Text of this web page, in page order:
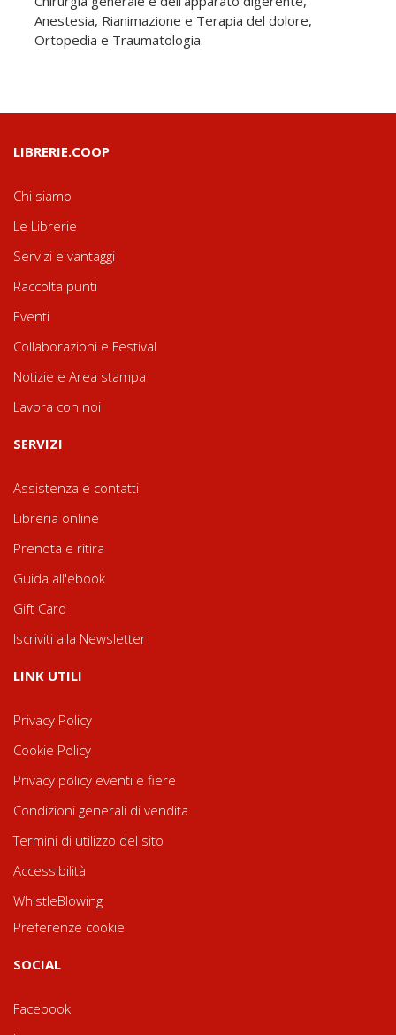
Anestesia, Rianimazione e Terapia del dolore,
Ortopedia e Traumatologia.
LIBRERIE.COOP
Chi siamo
Le Librerie
Servizi e vantaggi
Raccolta punti
Eventi
Collaborazioni e Festival
Notizie e Area stampa
Lavora con noi
SERVIZI
Assistenza e contatti
Libreria online
Prenota e ritira
Guida all'ebook
Gift Card
Iscriviti alla Newsletter
LINK UTILI
Privacy Policy
Cookie Policy
Privacy policy eventi e fiere
Condizioni generali di vendita
Termini di utilizzo del sito
Accessibilità
WhistleBlowing
Preferenze cookie
SOCIAL
Facebook